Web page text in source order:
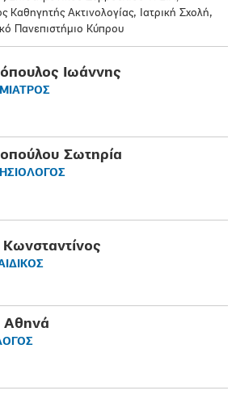
Καθηγητής Ακτινολογίας, Ιατρική Σχολή,
Πανεπιστήμιο Κύπρου
Ιωάννης
Σωτηρία
Αθηνά